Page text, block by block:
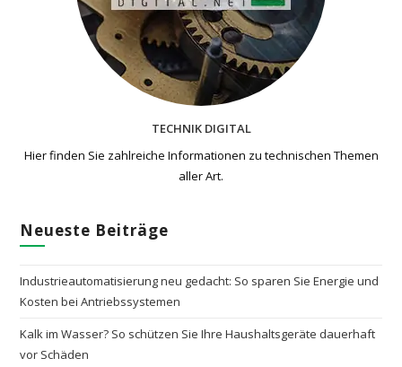
TECHNIK DIGITAL
Hier finden Sie zahlreiche Informationen zu technischen Themen​
aller Art.
Neueste Beiträge
Industrieautomatisierung neu gedacht: So sparen Sie Energie und
Kosten bei Antriebssystemen
Kalk im Wasser? So schützen Sie Ihre Haushaltsgeräte dauerhaft
vor Schäden